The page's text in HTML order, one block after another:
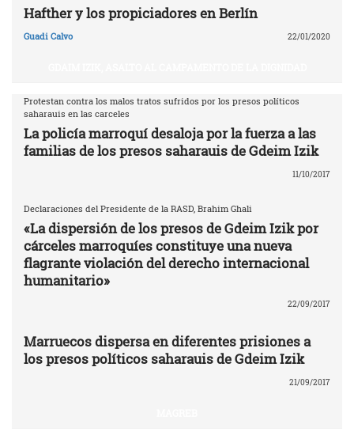
Hafther y los propiciadores en Berlín
Guadi Calvo 22/01/2020
Protestan contra los malos tratos sufridos por los presos políticos
saharauis en las carceles
La policía marroquí desaloja por la fuerza a las
familias de los presos saharauis de Gdeim Izik
11/10/2017
Declaraciones del Presidente de la RASD, Brahim Ghali
«La dispersión de los presos de Gdeim Izik por
cárceles marroquíes constituye una nueva
flagrante violación del derecho internacional
humanitario»
22/09/2017
Marruecos dispersa en diferentes prisiones a
los presos políticos saharauis de Gdeim Izik
21/09/2017